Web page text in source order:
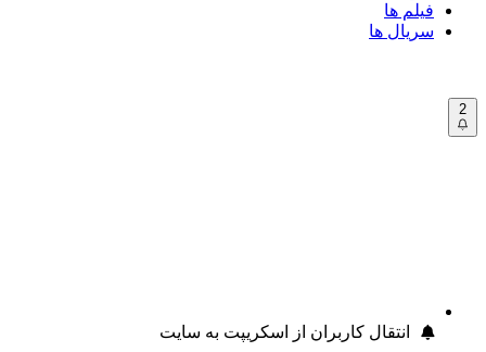
فیلم ها
سریال ها
2
انتقال کاربران از اسکریپت به سایت